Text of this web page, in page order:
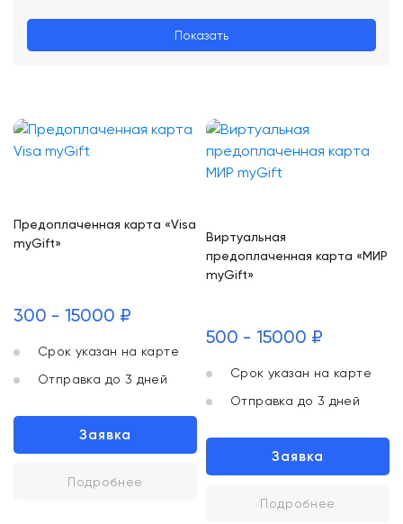
Показать
Предоплаченная карта «Visa
myGift»
300 - 15000 ₽
Срок указан на карте
Отправка до 3 дней
Заявка
Подробнее
Виртуальная
предоплаченная карта «МИР
myGift»
500 - 15000 ₽
Срок указан на карте
Отправка до 3 дней
Заявка
Подробнее